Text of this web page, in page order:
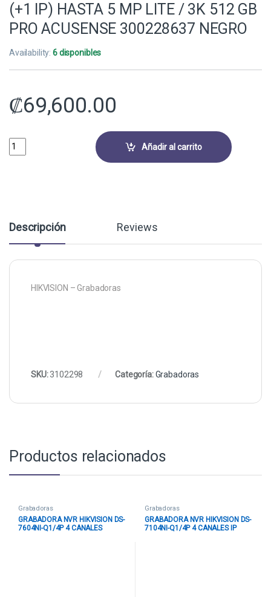
(+1 IP) HASTA 5 MP LITE / 3K 512 GB
PRO ACUSENSE 300228637 NEGRO
Availability:6 disponibles
₡69,600.00
GRABADORA DVR HIKVISION IDS-E04HQHI-B 4 CANALES
Añadir al carrito
Descripción Reviews
HIKVISION – Grabadoras
SKU:3102298 Categoría:Grabadoras
Productos relacionados
Grabadoras
GRABADORA NVR HIKVISION DS-
7604NI-Q1/4P 4 CANALES
Grabadoras
GRABADORA NVR HIKVISION DS-
7104NI-Q1/4P 4 CANALES IP